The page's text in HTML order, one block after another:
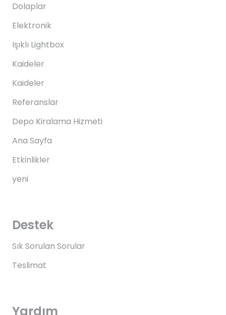
Dolaplar
Elektronik
Işıklı Lightbox
Kaideler
Kaideler
Referanslar
Depo Kiralama Hizmeti
Ana Sayfa
Etkinlikler
yeni
Destek
Sık Sorulan Sorular
Teslimat
Yardım